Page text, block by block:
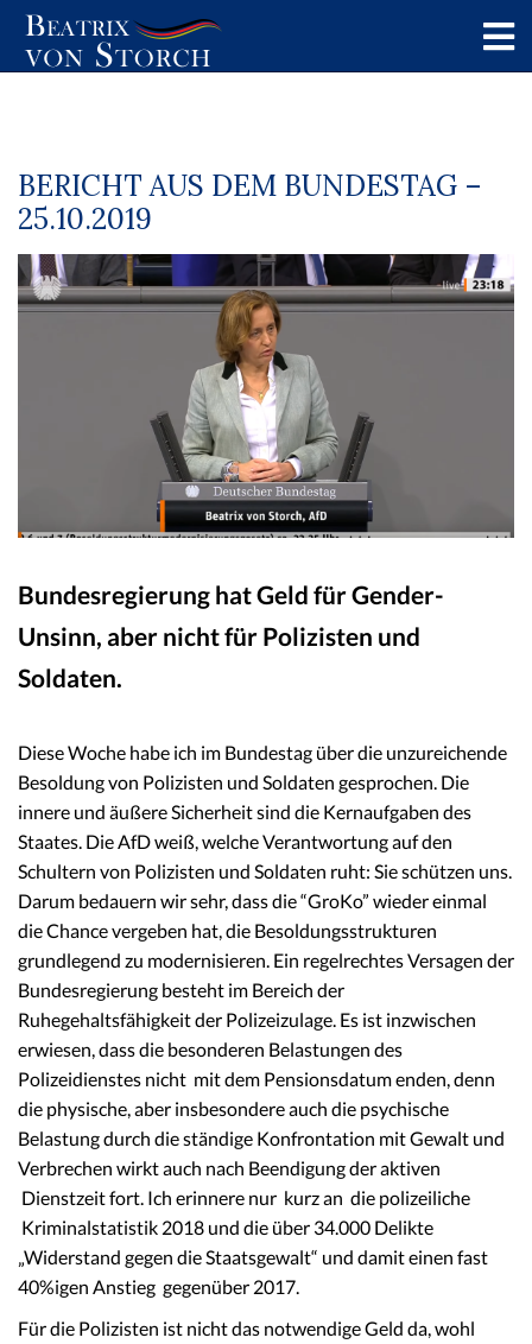
BERICHT AUS DEM BUNDESTAG –
25.10.2019
Bundesregierung hat Geld für Gender-
Unsinn, aber nicht für Polizisten und
Soldaten.
Diese Woche habe ich im Bundestag über die unzureichende
Besoldung von Polizisten und Soldaten gesprochen. Die
innere und äußere Sicherheit sind die Kernaufgaben des
Staates. Die AfD weiß, welche Verantwortung auf den
Schultern von Polizisten und Soldaten ruht: Sie schützen uns.
Darum bedauern wir sehr, dass die “GroKo” wieder einmal
die Chance vergeben hat, die Besoldungsstrukturen
grundlegend zu modernisieren. Ein regelrechtes Versagen der
Bundesregierung besteht im Bereich der
Ruhegehaltsfähigkeit der Polizeizulage. Es ist inzwischen
erwiesen, dass die besonderen Belastungen des
Polizeidienstes nicht mit dem Pensionsdatum enden, denn
die physische, aber insbesondere auch die psychische
Belastung durch die ständige Konfrontation mit Gewalt und
Verbrechen wirkt auch nach Beendigung der aktiven
Dienstzeit fort. Ich erinnere nur kurz an die polizeiliche
Kriminalstatistik 2018 und die über 34.000 Delikte
„Widerstand gegen die Staatsgewalt“ und damit einen fast
40%igen Anstieg gegenüber 2017.
Für die Polizisten ist nicht das notwendige Geld da, wohl